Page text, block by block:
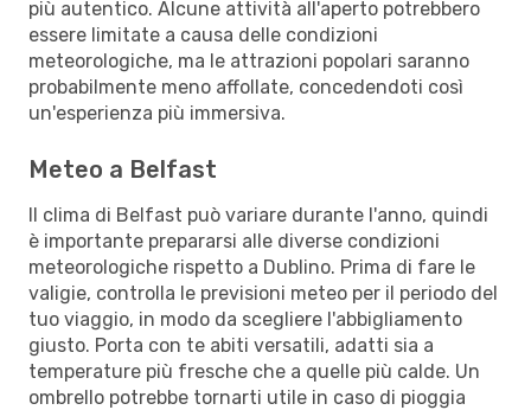
più autentico. Alcune attività all'aperto potrebbero
essere limitate a causa delle condizioni
meteorologiche, ma le attrazioni popolari saranno
probabilmente meno affollate, concedendoti così
un'esperienza più immersiva.
Meteo a Belfast
Il clima di Belfast può variare durante l'anno, quindi
è importante prepararsi alle diverse condizioni
meteorologiche rispetto a Dublino. Prima di fare le
valigie, controlla le previsioni meteo per il periodo del
tuo viaggio, in modo da scegliere l'abbigliamento
giusto. Porta con te abiti versatili, adatti sia a
temperature più fresche che a quelle più calde. Un
ombrello potrebbe tornarti utile in caso di pioggia